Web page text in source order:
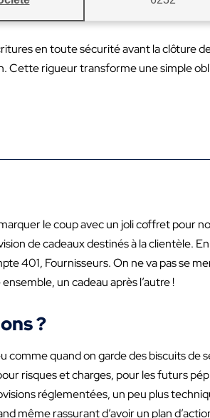
en toute sécurité avant la clôture
Cette rigueur transforme une simple
le coup avec un joli coffret pour
de cadeaux destinés à la
401, Fournisseurs. On ne va pas se
un cadeau après l’autre !
?
comme quand on garde des biscuits de
risques et charges, pour les futurs
réglementées, un peu plus
même rassurant d’avoir un plan